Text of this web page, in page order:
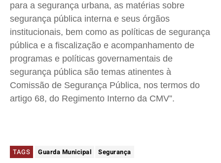
para a segurança urbana, as matérias sobre
segurança pública interna e seus órgãos
institucionais, bem como as políticas de segurança
pública e a fiscalização e acompanhamento de
programas e políticas governamentais de
segurança pública são temas atinentes à
Comissão de Segurança Pública, nos termos do
artigo 68, do Regimento Interno da CMV”.
TAGS Guarda Municipal Segurança